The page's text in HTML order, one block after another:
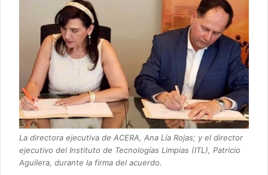
La directora ejecutiva de ACERA, Ana Lía Rojas; y el director
ejecutivo del Instituto de Tecnologías Limpias (ITL), Patricio
Aguilera, durante la firma del acuerdo.